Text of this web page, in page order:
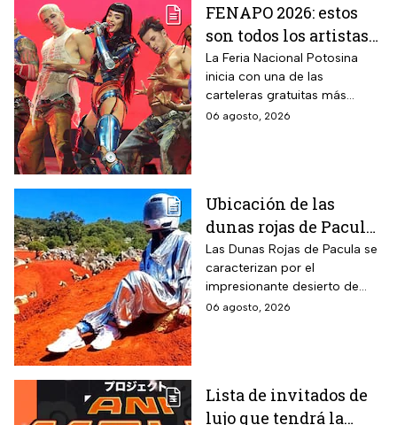
FENAPO 2026: estos
son todos los artistas
que darán conciertos
GRATIS en San Luis
Potosí
La Feria Nacional Potosina
inicia con una de las
carteleras gratuitas más
esperadas del año. Consulta
06 agosto, 2026
Ubicación de las
dunas rojas de Pacula,
un paisaje surrealista
que te hará sentir en
Marte
Las Dunas Rojas de Pacula se
caracterizan por el
impresionante desierto de
arena roja que se formó tras
06 agosto, 2026
Lista de invitados de
lujo que tendrá la